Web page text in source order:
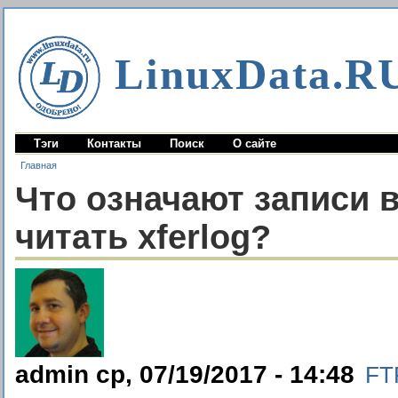
Тэги Контакты Поиск О сайте
Главная
Что означают записи
читать xferlog?
admin ср, 07/19/2017 - 14:48